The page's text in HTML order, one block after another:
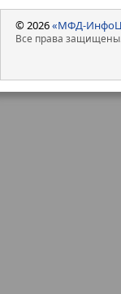
© 2026«МФД-
Все права